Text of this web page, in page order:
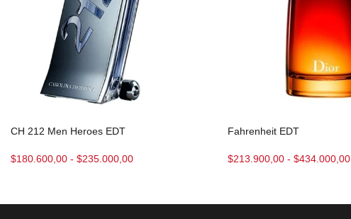
CH 212 Men Heroes EDT
$180.600,00 - $235.000,00
Fahrenheit EDT
$213.900,00 - $434.000,00